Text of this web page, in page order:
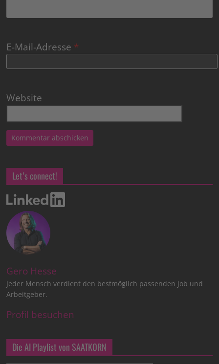
E-Mail-Adresse *
Website
Let’s connect!
Gero Hesse
Jeder Mensch verdient den bestmöglich passenden Job und
Arbeitgeber.
Profil besuchen
Die AI Playlist von SAATKORN